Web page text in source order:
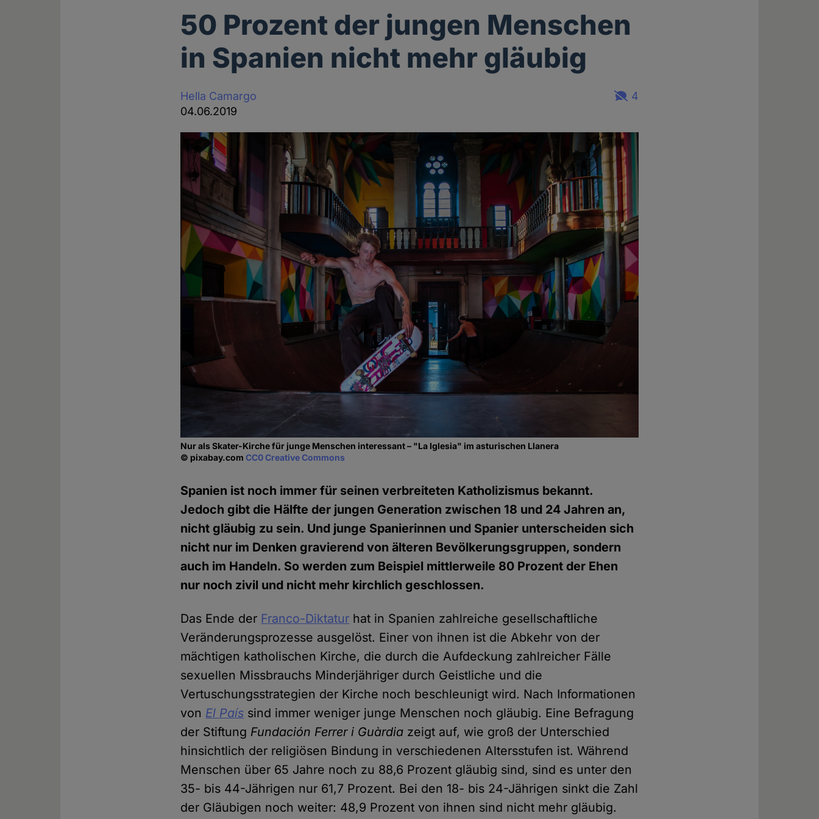
50 Prozent der jungen Menschen
in Spanien nicht mehr gläubig
Hella Camargo
04.06.2019
4
Nur als Skater-Kirche für junge Menschen interessant – "La Iglesia" im asturischen Llanera
© pixabay.comCC0 Creative Commons
Spanien ist noch immer für seinen verbreiteten Katholizismus bekannt.
Jedoch gibt die Hälfte der jungen Generation zwischen 18 und 24 Jahren an,
nicht gläubig zu sein. Und junge Spanierinnen und Spanier unterscheiden sich
nicht nur im Denken gravierend von älteren Bevölkerungsgruppen, sondern
auch im Handeln. So werden zum Beispiel mittlerweile 80 Prozent der Ehen
nur noch zivil und nicht mehr kirchlich geschlossen.
Das Ende der Franco-Diktatur hat in Spanien zahlreiche gesellschaftliche
Veränderungsprozesse ausgelöst. Einer von ihnen ist die Abkehr von der
mächtigen katholischen Kirche, die durch die Aufdeckung zahlreicher Fälle
sexuellen Missbrauchs Minderjähriger durch Geistliche und die
Vertuschungsstrategien der Kirche noch beschleunigt wird. Nach Informationen
von El País sind immer weniger junge Menschen noch gläubig. Eine Befragung
der Stiftung Fundación Ferrer i Guàrdia zeigt auf, wie groß der Unterschied
hinsichtlich der religiösen Bindung in verschiedenen Altersstufen ist. Während
Menschen über 65 Jahre noch zu 88,6 Prozent gläubig sind, sind es unter den
35- bis 44-Jährigen nur 61,7 Prozent. Bei den 18- bis 24-Jährigen sinkt die Zahl
der Gläubigen noch weiter: 48,9 Prozent von ihnen sind nicht mehr gläubig.